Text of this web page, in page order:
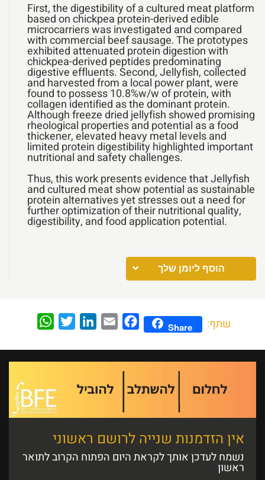
First, the digestibility of a cultured meat platform
based on chickpea protein-derived edible
microcarriers was investigated and compared
with commercial beef sausage. The prototypes
exhibited attenuated protein digestion with
chickpea-derived peptides predominating
digestive effluents. Second, Jellyfish, collected
and harvested from a local power plant, were
found to possess 10.8%w/w of protein, with
collagen identified as the dominant protein.
Although freeze dried jellyfish showed promising
rheological properties and potential as a food
thickener, elevated heavy metal levels and
limited protein digestibility highlighted important
nutritional and safety challenges.
Thus, this work presents evidence that Jellyfish
and cultured meat show potential as sustainable
protein alternatives yet stresses out a need for
further optimization of their nutritional quality,
digestibility, and food application potential.
הוסף ליומן שלך
שתף: WhatsAppTwitterLinkedIn
Email FacebookShare
אין הזדמנות שנייה לרושם ראשוני
נשמח לעדכן אותך לקראת היום הפתוח הקרוב לתואר
ראשון